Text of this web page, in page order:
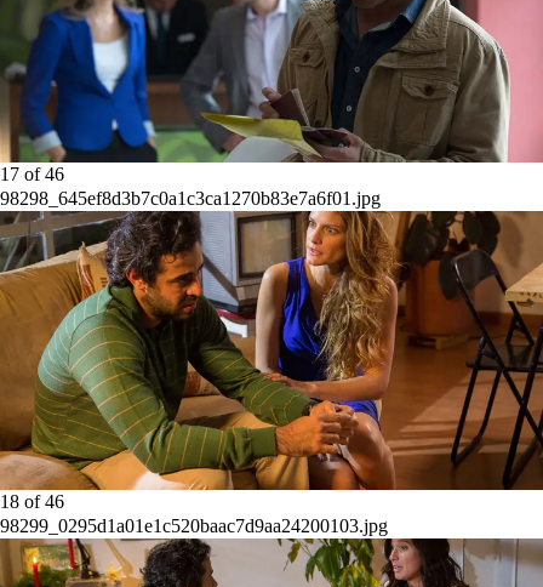
17 of46
98298_645ef8d3b7c0a1c3ca1270b83e7a6f01.jpg
18 of46
98299_0295d1a01e1c520baac7d9aa24200103.jpg